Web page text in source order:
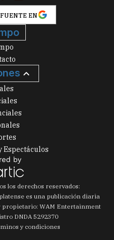
EN
Espectáculos
los derechos reservados:
es una publicación diaria
WAM Entertainment
DNDA 5292370
y condiciones